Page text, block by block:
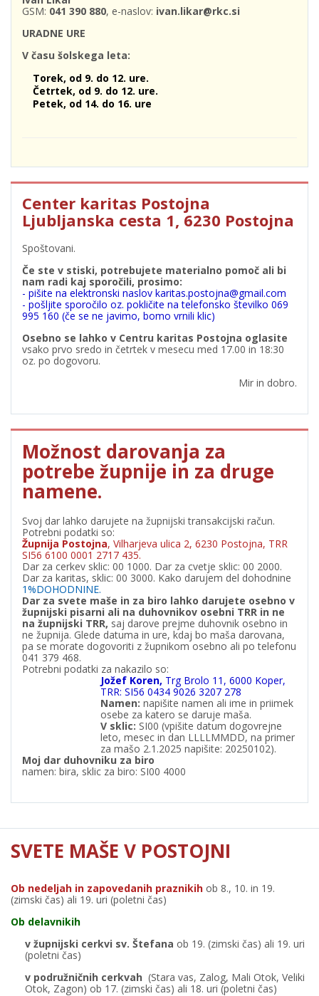
GSM: 041 390 880, e-naslov: ivan.likar@rkc.si
URADNE URE
V času šolskega leta:
Torek, od 9. do 12. ure.
Četrtek, od 9. do 12. ure.
Petek, od 14. do 16. ure
Center karitas Postojna
Ljubljanska cesta 1, 6230 Postojna
Spoštovani.
Če ste v stiski, potrebujete materialno pomoč ali bi
nam radi kaj sporočili, prosimo:
- pišite na elektronski naslov karitas.postojna@gmail.com
- pošljite sporočilo oz. pokličite na telefonsko številko 069
995 160 (če se ne javimo, bomo vrnili klic)
Osebno se lahko v Centru karitas Postojna oglasite
vsako prvo sredo in četrtek v mesecu med 17.00 in 18:30
oz. po dogovoru.
Mir in dobro.
Možnost darovanja za
potrebe župnije in za druge
namene.
Svoj dar lahko darujete na župnijski transakcijski račun.
Potrebni podatki so:
Župnija Postojna, Vilharjeva ulica 2, 6230 Postojna, TRR
SI56 6100 0001 2717 435.
Dar za cerkev sklic: 00 1000. Dar za cvetje sklic: 00 2000.
Dar za karitas, sklic: 00 3000. Kako darujem del dohodnine
1%DOHODNINE.
Dar za svete maše in za biro lahko darujete osebno v
župnijski pisarni ali na duhovnikov osebni TRR in ne
na župnijski TRR, saj darove prejme duhovnik osebno in
ne župnija. Glede datuma in ure, kdaj bo maša darovana,
pa se morate dogovoriti z župnikom osebno ali po telefonu
041 379 468.
Potrebni podatki za nakazilo so:
Jožef Koren, Trg Brolo 11, 6000 Koper,
TRR: SI56 0434 9026 3207 278
Namen: napišite namen ali ime in priimek
osebe za katero se daruje maša.
V sklic: SI00 (vpišite datum dogovrejne
leto, mesec in dan LLLLMMDD, na primer
za mašo 2.1.2025 napišite: 20250102).
Moj dar duhovniku za biro
namen: bira, sklic za biro: SI00 4000
SVETE MAŠE V POSTOJNI
Ob nedeljah in zapovedanih praznikih ob 8., 10. in 19.
(zimski čas) ali 19. uri (poletni čas)
Ob delavnikih
v župnijski cerkvi sv. Štefana ob 19. (zimski čas) ali 19. uri
(poletni čas)
v podružničnih cerkvah (Stara vas, Zalog, Mali Otok, Veliki
Otok, Zagon) ob 17. (zimski čas) ali 18. uri (poletni čas)